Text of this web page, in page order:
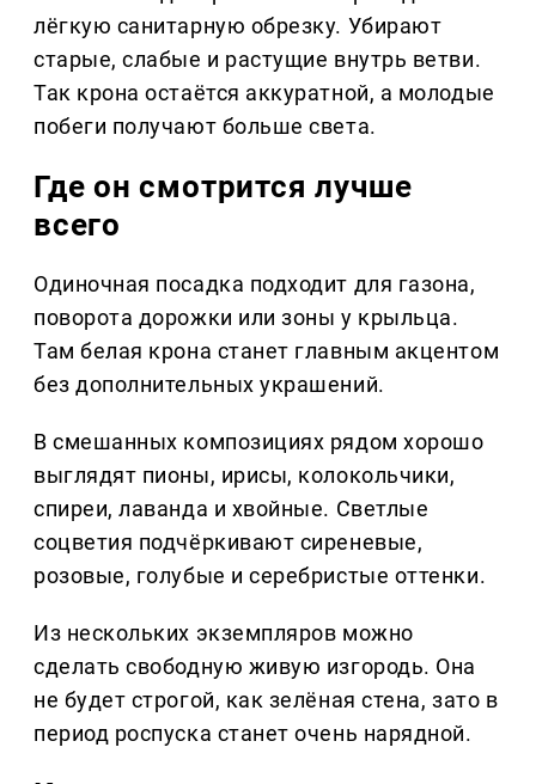
лёгкую санитарную обрезку. Убирают
старые, слабые и растущие внутрь ветви.
Так крона остаётся аккуратной, а молодые
побеги получают больше света.
Где он смотрится лучше
всего
Одиночная посадка подходит для газона,
поворота дорожки или зоны у крыльца.
Там белая крона станет главным акцентом
без дополнительных украшений.
В смешанных композициях рядом хорошо
выглядят пионы, ирисы, колокольчики,
спиреи, лаванда и хвойные. Светлые
соцветия подчёркивают сиреневые,
розовые, голубые и серебристые оттенки.
Из нескольких экземпляров можно
сделать свободную живую изгородь. Она
не будет строгой, как зелёная стена, зато в
период роспуска станет очень нарядной.